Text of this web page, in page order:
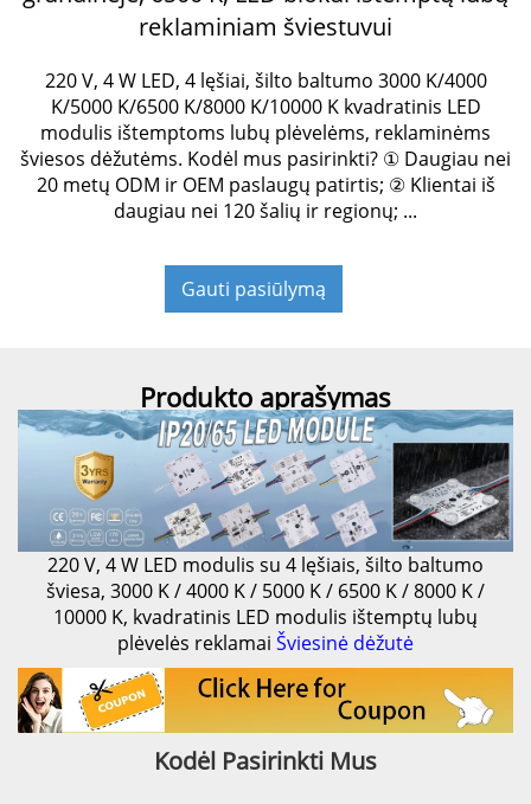
reklaminiam šviestuvui
220 V, 4 W LED, 4 lęšiai, šilto baltumo 3000 K/4000
K/5000 K/6500 K/8000 K/10000 K kvadratinis LED
modulis ištemptoms lubų plėvelėms, reklaminėms
šviesos dėžutėms. Kodėl mus pasirinkti? ① Daugiau nei
20 metų ODM ir OEM paslaugų patirtis; ② Klientai iš
daugiau nei 120 šalių ir regionų; ...
Gauti pasiūlymą
Produkto aprašymas
220 V, 4 W LED modulis su 4 lęšiais, šilto baltumo
šviesa, 3000 K / 4000 K / 5000 K / 6500 K / 8000 K /
10000 K, kvadratinis LED modulis ištemptų lubų
plėvelės reklamai Šviesinė dėžutė
Kodėl Pasirinkti Mus